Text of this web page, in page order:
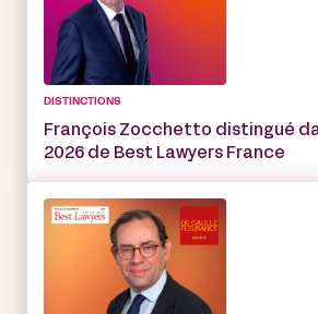
DISTINCTIONS
François Zocchetto distingué
2026 de Best Lawyers France